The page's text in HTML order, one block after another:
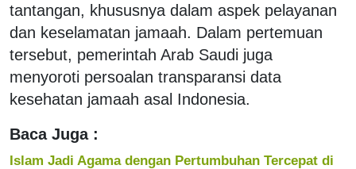
tantangan, khususnya dalam aspek pelayanan
dan keselamatan jamaah. Dalam pertemuan
tersebut, pemerintah Arab Saudi juga
menyoroti persoalan transparansi data
kesehatan jamaah asal Indonesia.
Baca Juga :
Islam Jadi Agama dengan Pertumbuhan Tercepat di